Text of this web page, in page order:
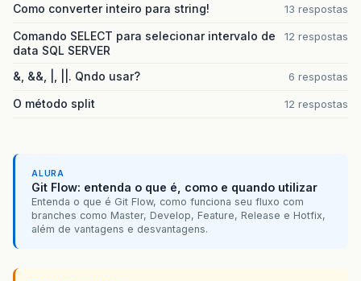
Como converter inteiro para string! 13 respostas
Comando SELECT para selecionar intervalo de
data SQL SERVER
12 respostas
&, &&, |, ||. Qndo usar? 6 respostas
O método split 12 respostas
ALURA
Git Flow: entenda o que é, como e quando utilizar
Entenda o que é Git Flow, como funciona seu fluxo com
branches como Master, Develop, Feature, Release e Hotfix,
além de vantagens e desvantagens.